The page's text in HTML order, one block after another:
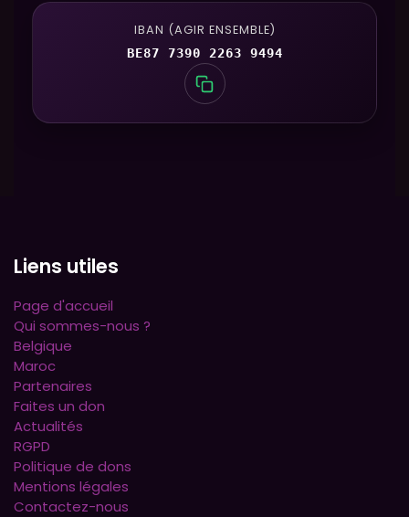
IBAN (AGIR ENSEMBLE)
BE87 7390 2263 9494
Liens utiles
Page d'accueil
Qui sommes-nous ?
Belgique
Maroc
Partenaires
Faites un don
Actualités
RGPD
Politique de dons
Mentions légales
Contactez-nous